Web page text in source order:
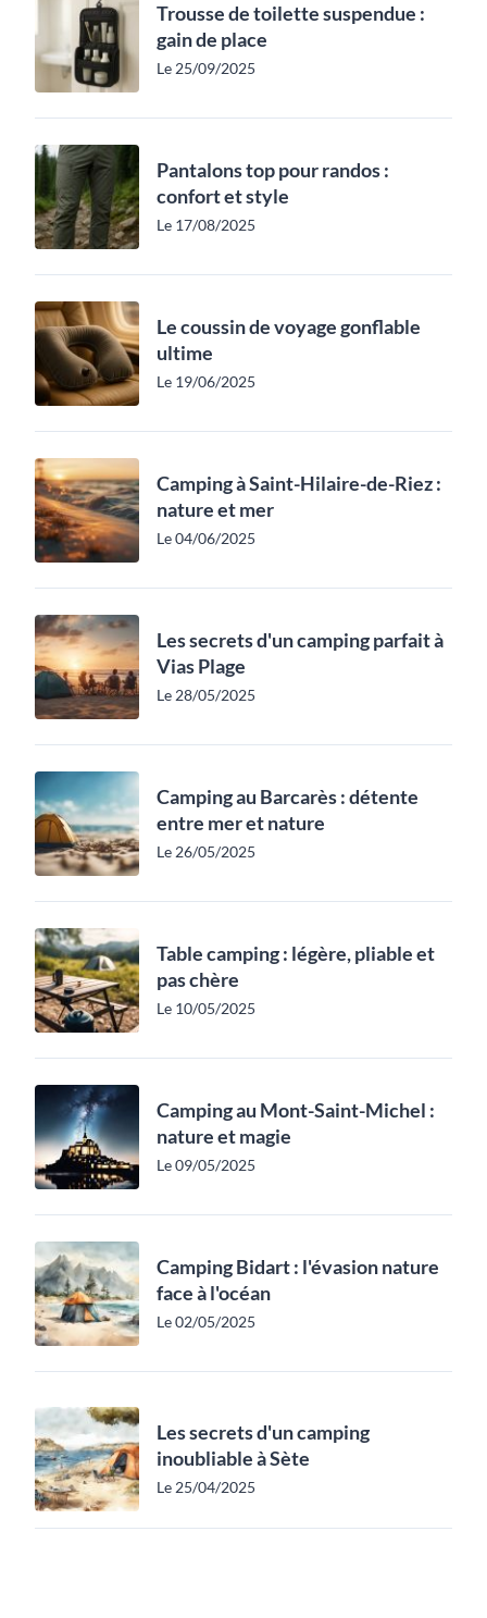
Trousse de toilette suspendue :
gain de place
Le 25/09/2025
Pantalons top pour randos :
confort et style
Le 17/08/2025
Le coussin de voyage gonflable
ultime
Le 19/06/2025
Camping à Saint-Hilaire-de-Riez :
nature et mer
Le 04/06/2025
Les secrets d'un camping parfait à
Vias Plage
Le 28/05/2025
Camping au Barcarès : détente
entre mer et nature
Le 26/05/2025
Table camping : légère, pliable et
pas chère
Le 10/05/2025
Camping au Mont-Saint-Michel :
nature et magie
Le 09/05/2025
Camping Bidart : l'évasion nature
face à l'océan
Le 02/05/2025
Les secrets d'un camping
inoubliable à Sète
Le 25/04/2025